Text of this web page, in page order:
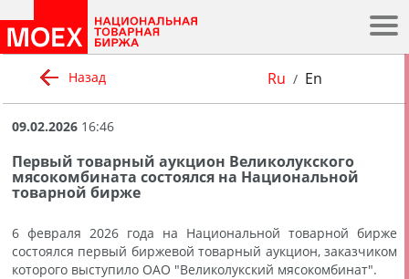
Назад Ru / En
09.02.2026 16:46
Первый товарный аукцион Великолукского
мясокомбината состоялся на Национальной
товарной бирже
6 февраля 2026 года на Национальной товарной бирже
состоялся первый биржевой товарный аукцион, заказчиком
которого выступило ОАО "Великолукский мясокомбинат".